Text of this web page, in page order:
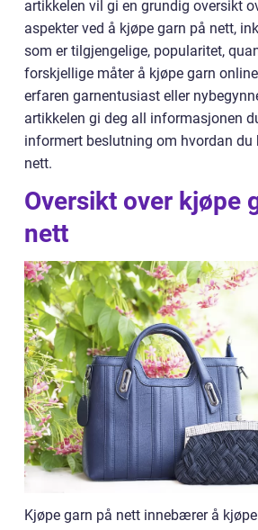
artikkelen vil gi en grundig oversikt
aspekter ved å kjøpe garn på nett,
som er tilgjengelige, popularitet,
forskjellige måter å kjøpe garn
erfaren garnentusiast eller
artikkelen gi deg all informasjonen
informert beslutning om hvordan du
nett.
Oversikt over kjøpe
nett
Kjøpe garn på nett innebærer å